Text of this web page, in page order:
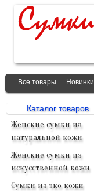
Все товары Новинки
Каталог товаров
Женские сумки из
натуральной кожи
Женские сумки из
искусственной кожи
Сумки из эко кожи